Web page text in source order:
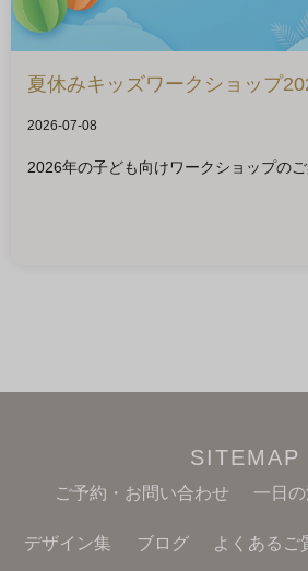
夏休みキッズワークショップ
2026-07-08
2026年の子ども向けワークショップのご
SITEMAP
ご予約・お問い合わせ 一日
デザイン集 ブログ よくあるご